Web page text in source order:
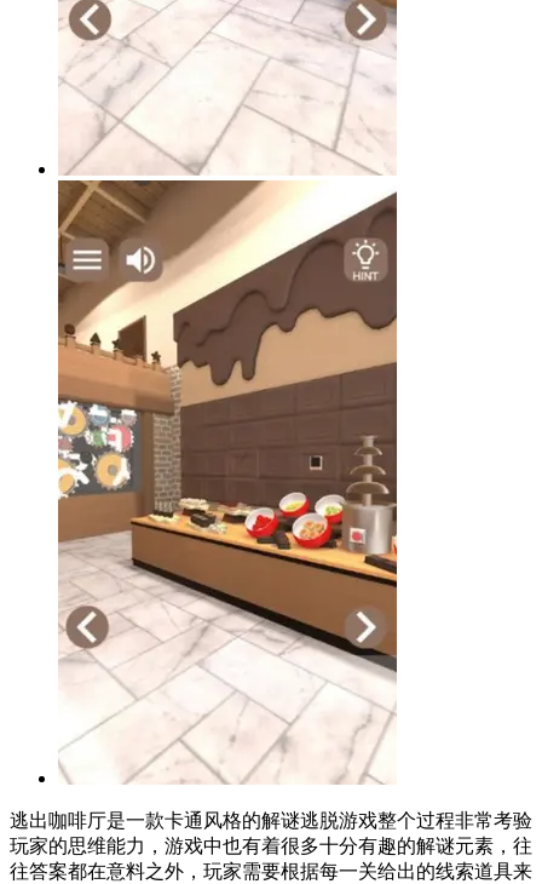
逃出咖啡厅是一款卡通风格的解谜逃脱游戏整个过程非常考验
玩家的思维能力，游戏中也有着很多十分有趣的解谜元素，往
往答案都在意料之外，玩家需要根据每一关给出的线索道具来